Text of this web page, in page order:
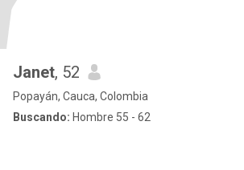
Janet, 52
Popayán, Cauca, Colombia
Buscando: Hombre 55 - 62